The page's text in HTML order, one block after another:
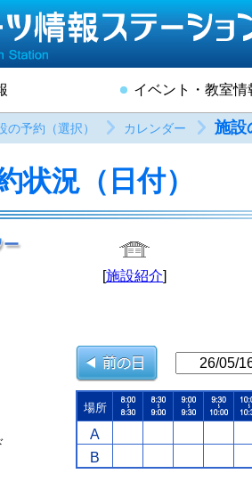
イベント・教室情
の予約（選択） カレンダー 施設
状況（日付）
[施設紹介]
場所
A
B